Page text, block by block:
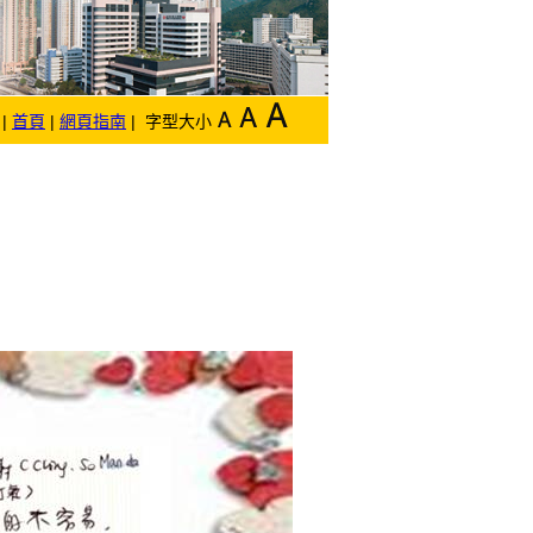
| 首頁 | 網頁指南 | 字型大小